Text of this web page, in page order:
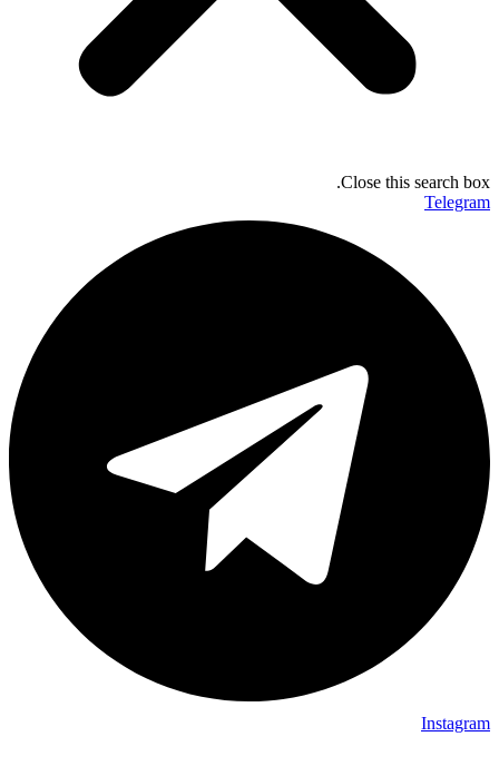
Close this search box.
Telegram
Instagram